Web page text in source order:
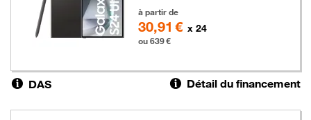
à partir de
30,91 € x 24
ou 639 €
DAS Détail du financement